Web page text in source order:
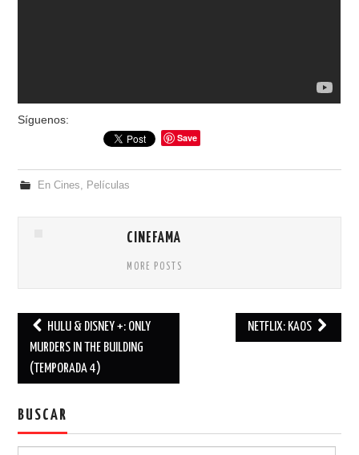
Síguenos:
Save
En Cines Películas
CINEFAMA
MORE POSTS
Post navigation
HULU & DISNEY +: ONLY
MURDERS IN THE BUILDING
(TEMPORADA 4)
NETFLIX: KAOS
BUSCAR